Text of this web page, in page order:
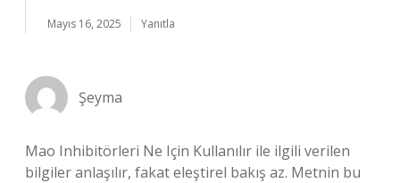
Mayıs 16, 2025 Yanıtla
Şeyma
Mao Inhibitörleri Ne Için Kullanılır ile ilgili verilen
bilgiler anlaşılır, fakat eleştirel bakış az. Metnin bu